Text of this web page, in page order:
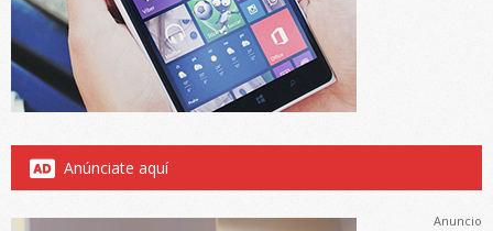
Anúnciate aquí
Anuncio